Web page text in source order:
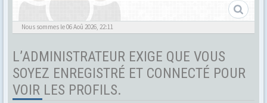
Nous sommes le 06 Aoû 2026, 22:11
L’ADMINISTRATEUR EXIGE QUE VOUS
SOYEZ ENREGISTRÉ ET CONNECTÉ POUR
VOIR LES PROFILS.